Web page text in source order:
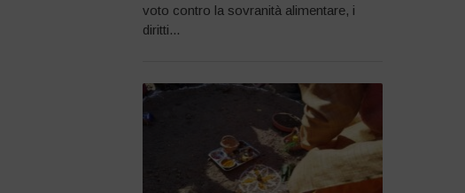
voto contro la sovranità alimentare, i
diritti...